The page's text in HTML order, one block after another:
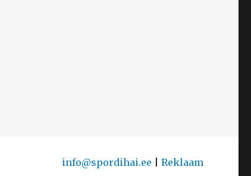
info@spordihai.ee Reklaam